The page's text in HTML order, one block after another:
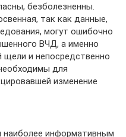
безболезненны.
так как данные,
могут ошибочно
ВЧД, а именно
и непосредственно
для
изменение
наиболее информативным